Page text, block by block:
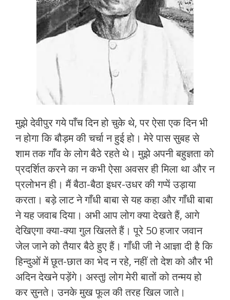
मुझे देवीपुर गये पाँच दिन हो चुके थे, पर ऐसा एक दिन भी
न होगा कि बौड़म की चर्चा न हुई हो। मेरे पास सुबह से
शाम तक गाँव के लोग बैठे रहते थे। मुझे अपनी बहुज्ञता को
प्रदर्शित करने का न कभी ऐसा अवसर ही मिला था और न
प्रलोभन ही। मैं बैठा-बैठा इधर-उधर की गप्पें उड़ाया
करता। बड़े लाट ने गाँधी बाबा से यह कहा और गाँधी बाबा
ने यह जवाब दिया। अभी आप लोग क्या देखते हैं, आगे
देखिएगा क्या-क्या गुल खिलते हैं। पूरे 50 हजार जवान
जेल जाने को तैयार बैठे हुए हैं। गाँधी जी ने आज्ञा दी है कि
हिन्दुओं में छूत-छात का भेद न रहे, नहीं तो देश को और भी
अदिन देखने पड़ेंगे। अस्तु! लोग मेरी बातों को तन्मय हो
कर सुनते। उनके मुख फूल की तरह खिल जाते।